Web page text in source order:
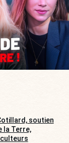
soutien
la Terre,